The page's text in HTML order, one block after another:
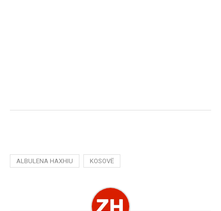
ALBULENA HAXHIU KOSOVË